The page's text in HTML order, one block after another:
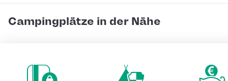
Campingplätze in der Nähe